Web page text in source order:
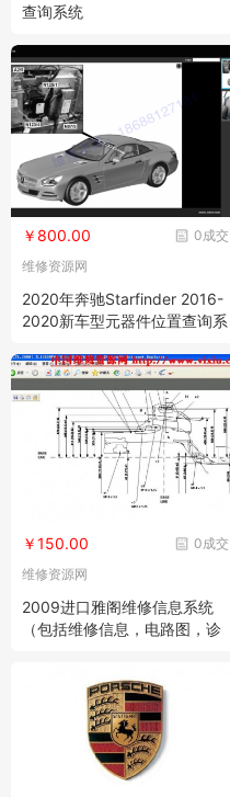
查询系统
0成交
￥800.00
维修资源网
2020年奔驰Starfinder 2016-
2020新车型元器件位置查询系
0成交
￥150.00
维修资源网
2009进口雅阁维修信息系统
（包括维修信息，电路图，诊